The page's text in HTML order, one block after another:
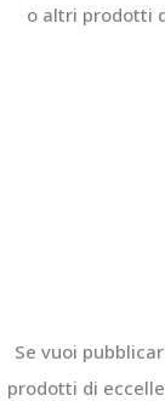
o altri prodotti
Se vuoi
prodotti di